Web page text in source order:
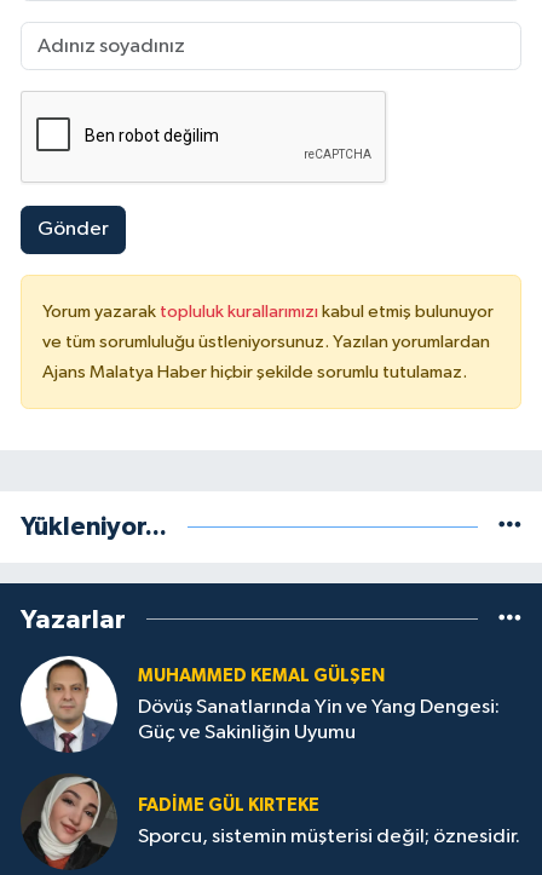
Gönder
Yorum yazarak topluluk kurallarımızı kabul etmiş bulunuyor
ve tüm sorumluluğu üstleniyorsunuz. Yazılan yorumlardan
Ajans Malatya Haber hiçbir şekilde sorumlu tutulamaz.
Yükleniyor...
Yazarlar
MUHAMMED KEMAL GÜLŞEN
Dövüş Sanatlarında Yin ve Yang Dengesi:
Güç ve Sakinliğin Uyumu
FADIME GÜL KIRTEKE
Sporcu, sistemin müşterisi değil; öznesidir.